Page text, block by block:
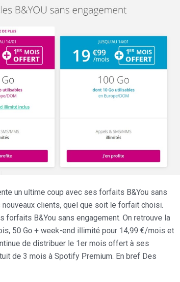
un ultime coup avec ses forfaits B&You sans
clients, quel que soit le forfait choisi.
forfaits B&You sans engagement. On retrouve la
50 Go + week-end illimité pour 14,99 €/mois et
de distribuer le 1er mois offert à ses
de 3 mois à Spotify Premium. En bref Des